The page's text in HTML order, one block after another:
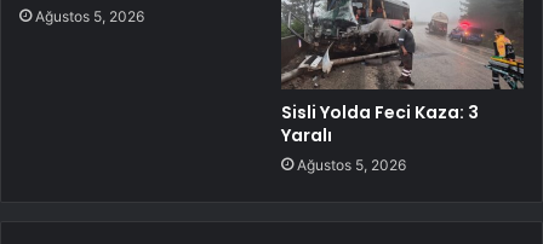
Ağustos 5, 2026
Sisli Yolda Feci Kaza: 3
Yaralı
Ağustos 5, 2026